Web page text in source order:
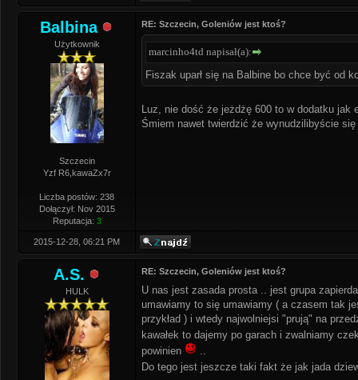
Balbina
Użytkownik
Szczecin
Yzf R6,kawaZx7r
Liczba postów: 238
Dołączył: Nov 2015
Reputacja: 3
RE: Szczecin, Goleniów jest ktoś?
marcinho4td napisał(a):
Fiszak uparł się na Balbine bo chce być od
Luz, nie dość że jeżdżę 600 to w dodatku jak
Śmiem nawet twierdzić że wynudzilibyście
2015-12-28, 06:21 PM
A.S.
HULK
RE: Szczecin, Goleniów jest ktoś?
U nas jest zasada prosta .. jest grupa
umawiamy to się umawiamy ( a czasem tak
przykład ) i wtedy najwolniejsi "prują" na
kawałek to dajemy po garach i zwalniamy
powinien
..
Do tego jest jeszcze taki fakt że jak jada